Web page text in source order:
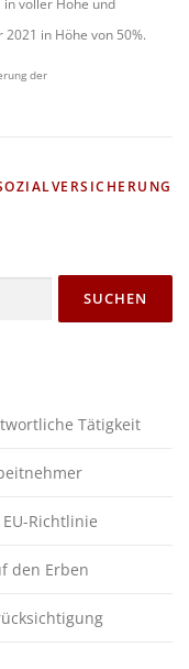
in Höhe von 50%.
der
Tätigkeit
Richtlinie
den Erben